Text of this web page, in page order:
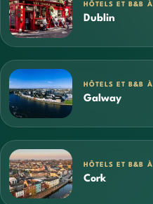
HÔTELS ET B&B À
Dublin
HÔTELS ET B&B À
Galway
HÔTELS ET B&B À
Cork